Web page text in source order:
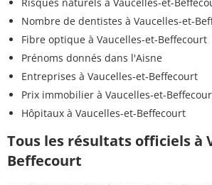
Nombre de dentistes à Vaucelles-et-
Fibre optique à Vaucelles-et-Beffecourt
Prénoms donnés dans l'Aisne
Entreprises à Vaucelles-et-Beffecourt
Prix immobilier à Vaucelles-et-
Hôpitaux à Vaucelles-et-Beffecourt
Tous les résultats officiels à
Beffecourt